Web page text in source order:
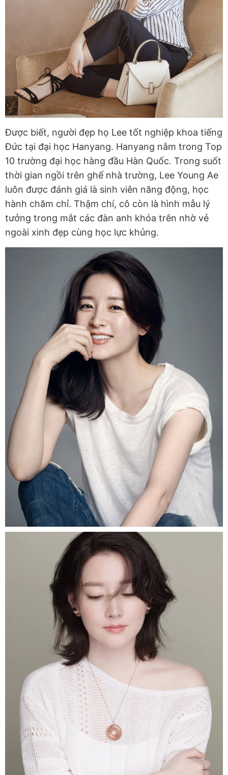
Được biết, người đẹp họ Lee tốt nghiệp khoa tiếng
Đức tại đại học Hanyang. Hanyang nằm trong Top
10 trường đại học hàng đầu Hàn Quốc. Trong suốt
thời gian ngồi trên ghế nhà trường, Lee Young Ae
luôn được đánh giá là sinh viên năng động, học
hành chăm chỉ. Thậm chí, cô còn là hình mẫu lý
tưởng trong mắt các đàn anh khóa trên nhờ vẻ
ngoài xinh đẹp cùng học lực khủng.